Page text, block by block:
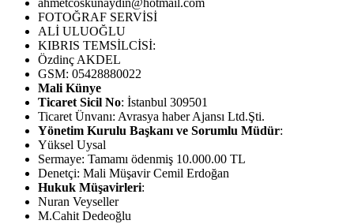
ahmetcoskunaydin@hotmail.com
FOTOĞRAF SERVİSİ
ALİ ULUOĞLU
KIBRIS TEMSİLCİSİ:
Özdinç AKDEL
GSM: 05428880022
Mali Künye
Ticaret Sicil No: İstanbul 309501
Ticaret Ünvanı: Avrasya haber Ajansı Ltd.Şti.
Yönetim Kurulu Başkanı ve Sorumlu Müdür:
Yüksel Uysal
Sermaye: Tamamı ödenmiş 10.000.00 TL
Denetçi: Mali Müşavir Cemil Erdoğan
Hukuk Müşavirleri:
Nuran Veyseller
M.Cahit Dedeoğlu